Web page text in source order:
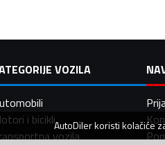
VOZILA
i bicikli
vozila
AutoDilerkoristi kolačiće